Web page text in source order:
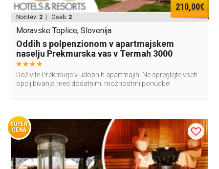
210,00€
Nočitev: 2 | Oseb: 2
Moravske Toplice, Slovenija
Oddih s polpenzionom v apartmajskem
naselju Prekmurska vas v Termah 3000
Doživite Prekmurje v udobnih apartmajih! Ne spreglejte vseh
öpcij bivanja med dodatnimi možnostmi ponudbe!
SUPER
CENA